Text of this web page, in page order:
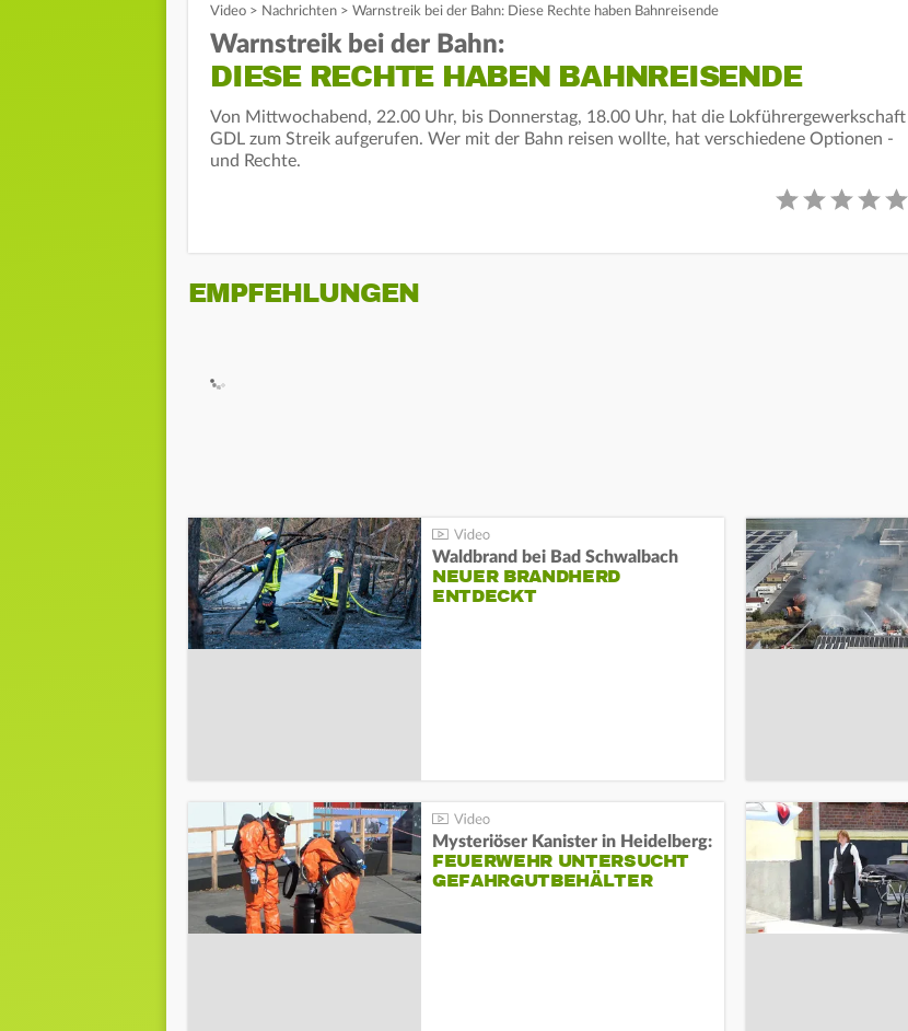
Video > Nachrichten > Warnstreik bei der Bahn: Diese Rechte haben Bahnreisende
Warnstreik bei der Bahn:
DIESE RECHTE HABEN BAHNREISENDE
Von Mittwochabend, 22.00 Uhr, bis Donnerstag, 18.00 Uhr, hat die Lokführergewerkschaft
GDL zum Streik aufgerufen. Wer mit der Bahn reisen wollte, hat verschiedene Optionen -
und Rechte.
EMPFEHLUNGEN
Waldbrand bei Bad Schwalbach
NEUER BRANDHERD
ENTDECKT
Mysteriöser Kanister in Heidelberg:
FEUERWEHR UNTERSUCHT
GEFAHRGUTBEHÄLTER